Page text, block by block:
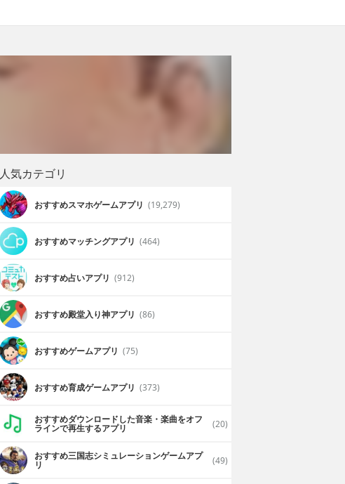
人気カテゴリ
おすすめスマホゲームアプリ (19,279)
おすすめマッチングアプリ (464)
おすすめ占いアプリ (912)
おすすめ殿堂入り神アプリ (86)
おすすめゲームアプリ (75)
おすすめ育成ゲームアプリ (373)
おすすめダウンロードした音楽・楽曲をオフ
ラインで再生するアプリ (20)
おすすめ三国志シミュレーションゲームアプ
リ (49)